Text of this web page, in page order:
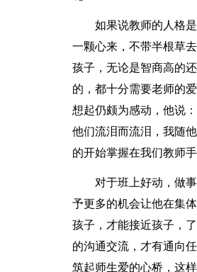
如果说教师的人格
一颗心来，不带半根草
孩子，无论是智商高的
的，都十分需要老师的
想起仍颇为感动，他说
他们流泪而流泪，我随
的开始掌握在我们教师手
对于班上好动，做
予更多的机会让他在集
孩子，才能接近孩子，
的沟通交流，才有通向
筑起师生爱的心桥，这